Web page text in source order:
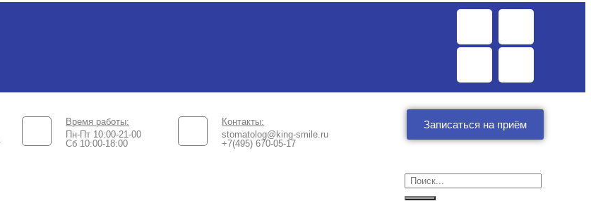
Время работы:
Пн-Пт 10:00-21-00
Сб 10:00-18:00​
Контакты:
stomatolog@king-smile.ru
+7(495) 670-05-17
Записаться на приём